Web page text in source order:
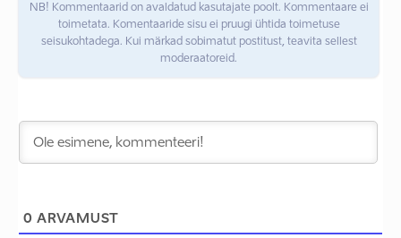
NB! Kommentaarid on avaldatud kasutajate poolt. Kommentaare ei
toimetata. Komentaaride sisu ei pruugi ühtida toimetuse
seisukohtadega. Kui märkad sobimatut postitust, teavita sellest
moderaatoreid.
0 ARVAMUST